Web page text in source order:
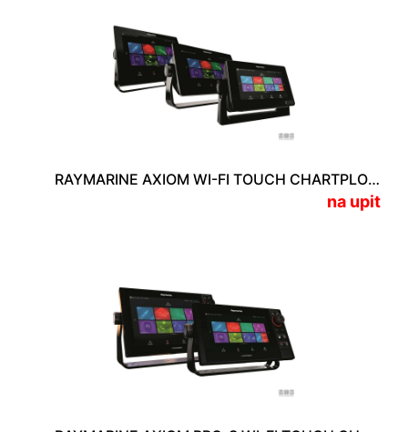
RAYMARINE AXIOM WI-FI TOUCH CHARTPLOTTER / FISHFINDER
na upit